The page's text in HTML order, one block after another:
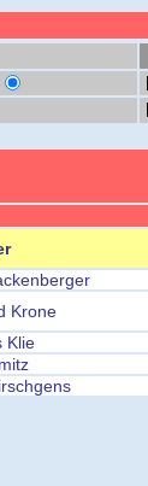
Krone
Klie